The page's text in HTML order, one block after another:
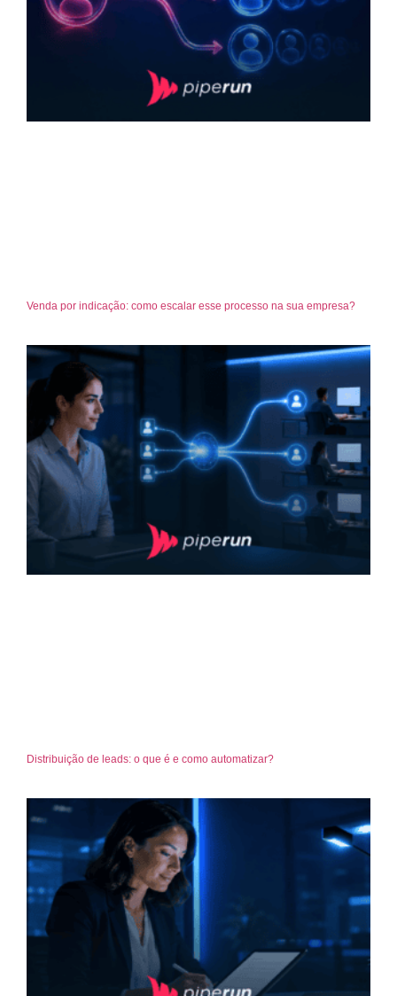
Venda por indicação: como escalar esse processo na sua empresa?
Distribuição de leads: o que é e como automatizar?